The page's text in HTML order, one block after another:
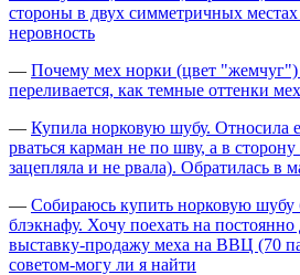
стороны в двух симметричных
неровность
— Почему мех норки (цвет "жемчуг")
переливается, как темные оттенки
— Купила норковую шубу. Относила
рваться карман не по шву, а в
зацепляла и не рвала). Обратилась в
— Собираюсь купить норковую шубу
блэкнафу. Хочу поехать на
выставку-продажу меха на ВВЦ (70
советом-могу ли я найти